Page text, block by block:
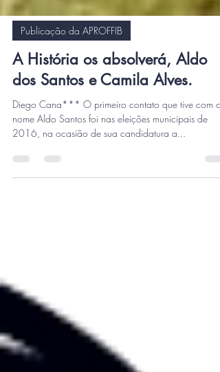
Publicação da APROFFIB
A História os absolverá, Aldo
dos Santos e Camila Alves.
Diego Cana*** O primeiro contato que tive com o
2016, na ocasião de sua candidatura a...